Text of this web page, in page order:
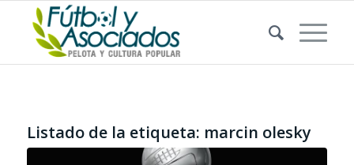
Listado de la etiqueta: marcin olesky